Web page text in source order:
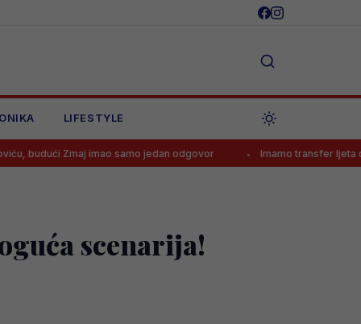
LIFESTYLE
imao samo jedan odgovor Imamo transfer ljeta od
scenarija!